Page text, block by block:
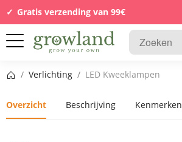
Gratis verzending van 99€
Startpagina
/ Verlichting / LED Kweeklampen
Overzicht Beschrijving Kenmerken